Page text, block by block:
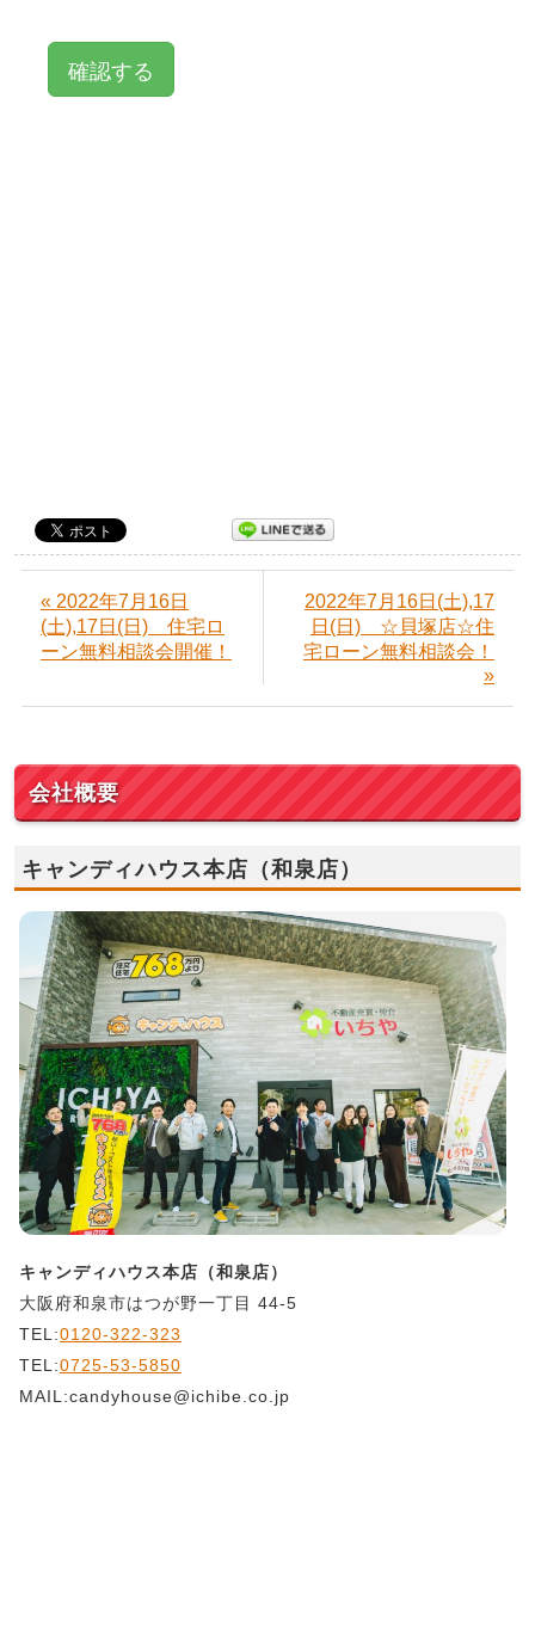
« 2022年7月16日
(土),17日(日) 住宅ロ
ーン無料相談会開催！
2022年7月16日(土),17
日(日) ☆貝塚店☆住
宅ローン無料相談会！
»
会社概要
キャンディハウス本店（和泉店）
キャンディハウス本店（和泉店）
大阪府和泉市はつが野一丁目 44-5
TEL:0120-322-323
TEL:0725-53-5850
MAIL:candyhouse@ichibe.co.jp